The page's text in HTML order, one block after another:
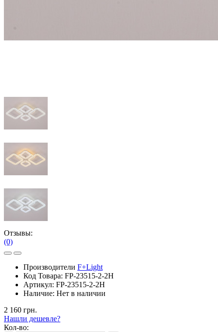
Отзывы:
(0)
Производители F+Light
Код Товара: FP-23515-2-2H
Артикул: FP-23515-2-2H
Наличие: Нет в наличии
2 160 грн.
Нашли дешевле?
Кол-во: